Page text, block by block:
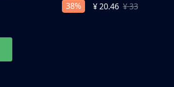
38%
¥ 20.46 ¥ 33